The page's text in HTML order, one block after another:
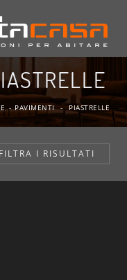
- PAVIMENTI - PIASTRELLE
FILTRA I RISULTATI